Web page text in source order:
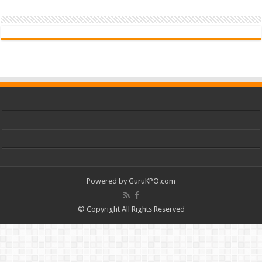
Powered by GuruKPO.com
© Copyright All Rights Reserved